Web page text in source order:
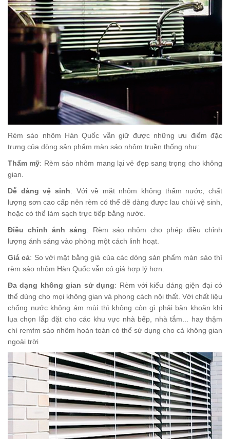
Rèm sáo nhôm Hàn Quốc vẫn giữ được những ưu điểm đặc
trưng của dòng sản phẩm màn sáo nhôm truền thống như:
Thẩm mỹ: Rèm sáo nhôm mang lại vẻ đẹp sang trọng cho không
gian.
Dễ dàng vệ sinh: Với về mặt nhôm không thấm nước, chất
lượng sơn cao cấp nên rèm có thể dẽ dàng được lau chùi vệ sinh,
hoặc có thể làm sạch trực tiếp bằng nước.
Điều chỉnh ánh sáng: Rèm sáo nhôm cho phép điều chỉnh
lượng ánh sáng vào phòng một cách linh hoạt.
Giá cả: So với mặt bằng giá của các dòng sản phẩm màn sáo thì
rèm sáo nhôm Hàn Quốc vẫn có giá hợp lý hơn.
Đa dạng không gian sử dụng: Rèm với kiểu dáng giện đại có
thể dùng cho mọi không gian và phong cách nội thất. Với chất liệu
chống nước không ám mùi thì không còn gì phải băn khoăn khi
lụa chọn lắp đặt cho các khu vực nhà bếp, nhà tắm... hay thậm
chí remfm sáo nhôm hoàn toàn có thể sử dụng cho cả không gian
ngoài trời